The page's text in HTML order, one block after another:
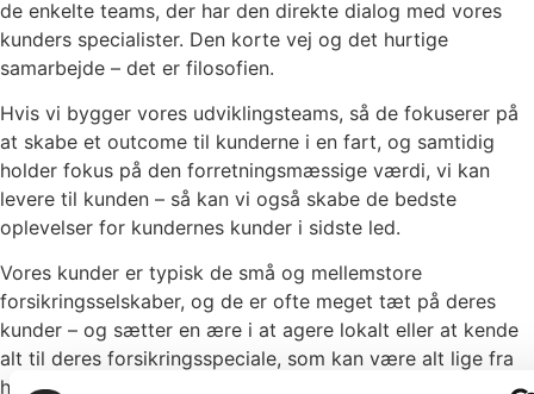
de enkelte teams, der har den direkte dialog med vores
kunders specialister. Den korte vej og det hurtige
samarbejde – det er filosofien.
Hvis vi bygger vores udviklingsteams, så de fokuserer på
at skabe et outcome til kunderne i en fart, og samtidig
holder fokus på den forretningsmæssige værdi, vi kan
levere til kunden – så kan vi også skabe de bedste
oplevelser for kundernes kunder i sidste led.
Vores kunder er typisk de små og mellemstore
forsikringsselskaber, og de er ofte meget tæt på deres
kunder – og sætter en ære i at agere lokalt eller at kende
alt til deres forsikringsspeciale, som kan være alt lige fra
husdyr til skibe. Men selv om vores kunder er tilgængelige